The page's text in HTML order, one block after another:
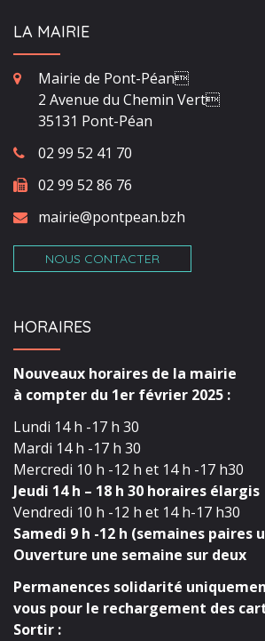
LA MAIRIE
Mairie de Pont-Péan
2 Avenue du Chemin Vert
35131 Pont-Péan
02 99 52 41 70
02 99 52 86 76
mairie@pontpean.bzh
NOUS CONTACTER
HORAIRES
Nouveaux horaires de la mairie
à compter du 1er février 2025 :
Lundi 14 h -17 h 30
Mardi 14 h -17 h 30
Mercredi 10 h -12 h et 14 h -17 h30
Jeudi 14 h – 18 h 30 horaires élargis
Vendredi 10 h -12 h et 14 h-17 h30
Samedi 9 h -12 h (semaines paires
Ouverture une semaine sur deux
Permanences solidarité
vous pour le rechargement des
Sortir :